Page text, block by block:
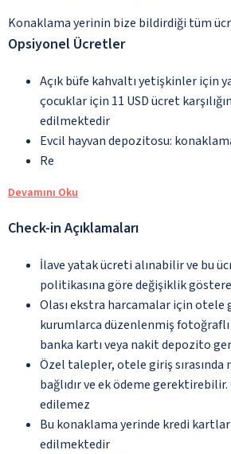
Konaklama yerinin bize bildirdiği tüm
Opsiyonel Ücretler
Açık büfe kahvaltı yetişkinler için
çocuklar için 11 USD ücret
edilmektedir
Evcil hayvan depozitosu:
Re
Devamını Oku
Check-in Açıklamaları
İlave yatak ücreti alınabilir ve bu
politikasına göre değişiklik
Olası ekstra harcamalar için otele
kurumlarca düzenlenmiş
banka kartı veya nakit depozito
Özel talepler, otele giriş
bağlıdır ve ek ödeme
edilemez
Bu konaklama yerinde kredi
edilmektedir